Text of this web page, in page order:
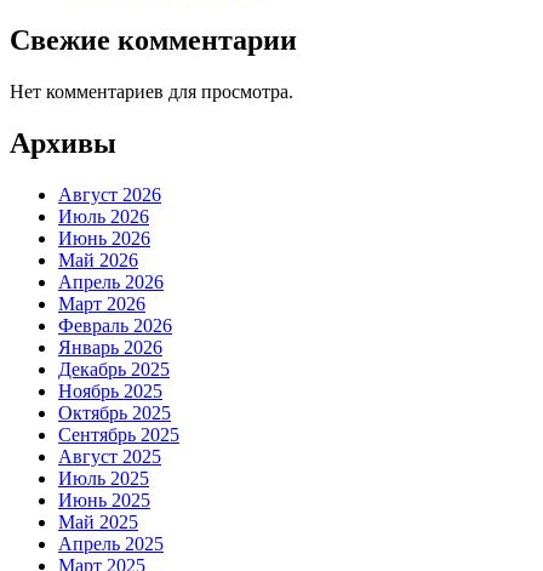
Свежие комментарии
Нет комментариев для просмотра.
Архивы
Август 2026
Июль 2026
Июнь 2026
Май 2026
Апрель 2026
Март 2026
Февраль 2026
Январь 2026
Декабрь 2025
Ноябрь 2025
Октябрь 2025
Сентябрь 2025
Август 2025
Июль 2025
Июнь 2025
Май 2025
Апрель 2025
Март 2025